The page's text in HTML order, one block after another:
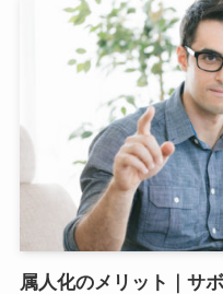
属人化のメリット｜サ